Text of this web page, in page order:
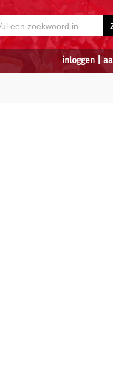
inloggen